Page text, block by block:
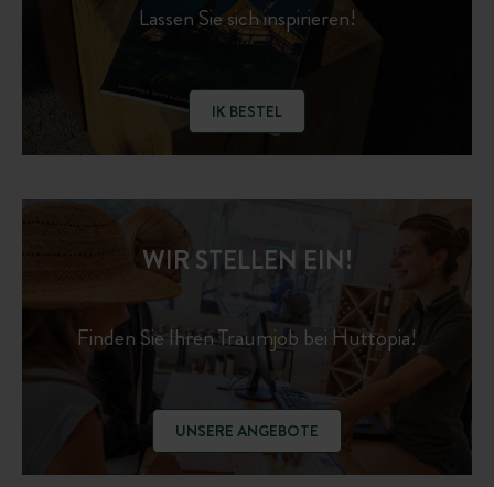
Lassen Sie sich inspirieren!
IK BESTEL
WIR STELLEN EIN!
Finden Sie Ihren Traumjob bei Huttopia!
UNSERE ANGEBOTE